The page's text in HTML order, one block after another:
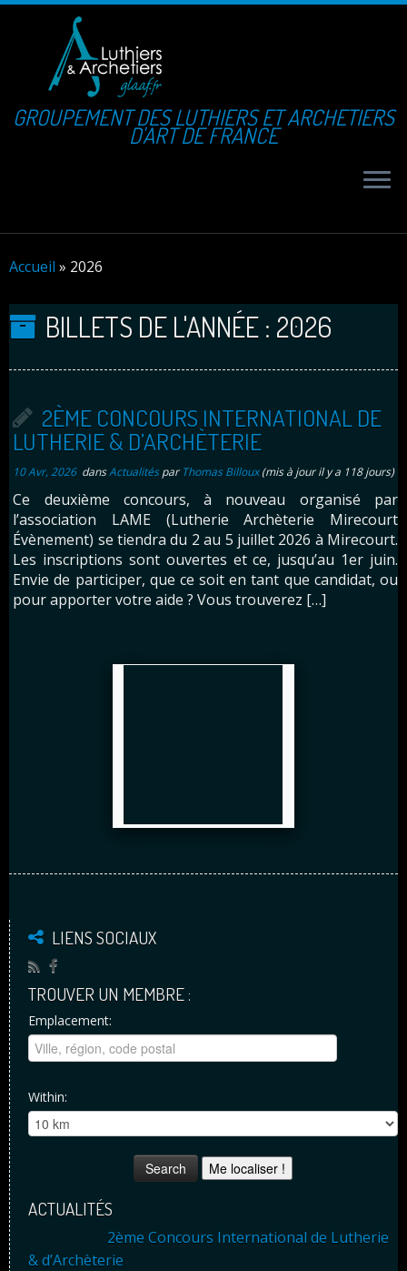
GROUPEMENT DES LUTHIERS ET ARCHETIERS
D'ART DE FRANCE
Accueil » 2026
BILLETS DE L'ANNÉE : 2026
2ÈME CONCOURS INTERNATIONAL DE
LUTHERIE & D’ARCHÈTERIE
10 Avr, 2026dansActualitésparThomas Billoux(mis à jour il y a 118 jours)
Ce deuxième concours, à nouveau organisé par
l’association LAME (Lutherie Archèterie Mirecourt
Évènement) se tiendra du 2 au 5 juillet 2026 à Mirecourt.
Les inscriptions sont ouvertes et ce, jusqu’au 1er juin.
Envie de participer, que ce soit en tant que candidat, ou
pour apporter votre aide ? Vous trouverez […]
LIENS SOCIAUX
TROUVER UN MEMBRE :
Emplacement:
Within:
Me localiser !
ACTUALITÉS
2ème Concours International de Lutherie
& d’Archèterie